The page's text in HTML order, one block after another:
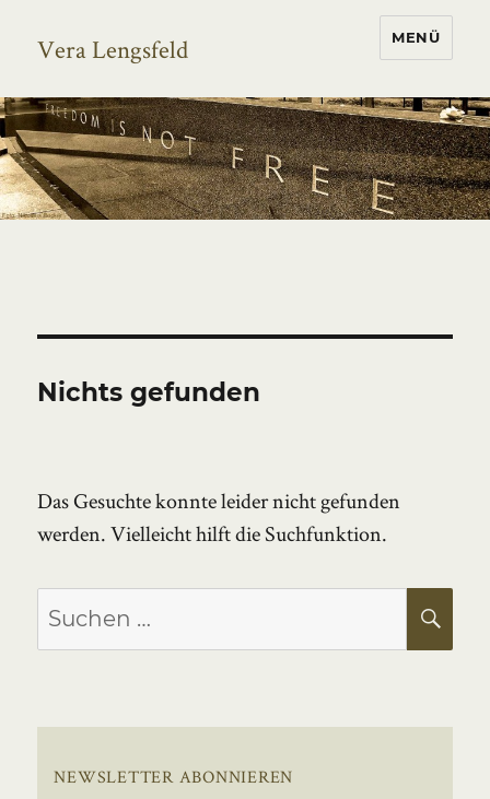
Vera Lengsfeld MENÜ
Nichts gefunden
Das Gesuchte konnte leider nicht gefunden
werden. Vielleicht hilft die Suchfunktion.
Suchen
nach:
NEWSLETTER ABONNIEREN